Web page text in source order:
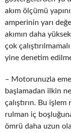
akım ölçümü
amperinin yarı
akımın daha
çok
yine denetim
– Motorunuzla
başlamadan ilkin
çalıştırın. Bu işlem
rulman iç
ömrü daha uzun